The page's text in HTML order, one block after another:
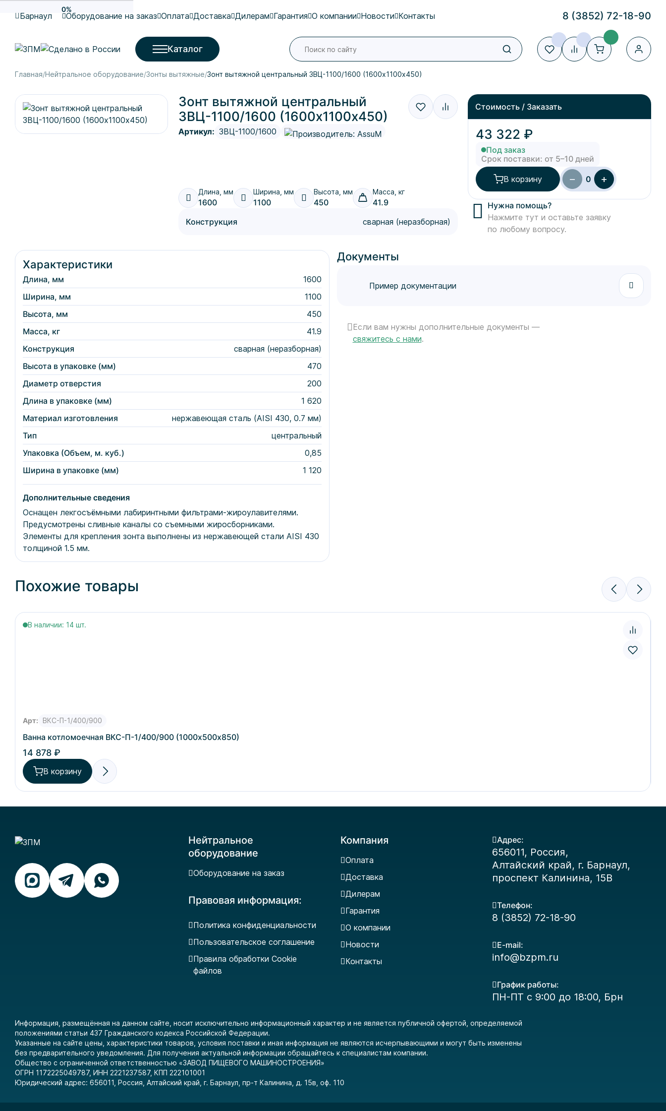
0%
Барнаул Оборудование на заказ Оплата Доставка Дилерам Гарантия О компании Новости Контакты 8 (3852) 72-18-90
Каталог
Главная Нейтральное оборудование Зонты вытяжные Зонт вытяжной центральный ЗВЦ-1100/1600 (1600х1100х450)
Зонт вытяжной центральный
ЗВЦ-1100/1600 (1600х1100х450)
Артикул: ЗВЦ-1100/1600
Длина, мм
1600
Ширина, мм
1100
Высота, мм
450
Масса, кг
41.9
Конструкция
сварная (неразборная)
Стоимость / Заказать
43 322 ₽
Под заказ
Срок поставки: от 5–10 дней
В корзину − 0 +
Нужна помощь?
Нажмите тут и оставьте заявку
по любому вопросу.
Характеристики
Длина, мм
1600
Ширина, мм
1100
Высота, мм
450
Масса, кг
41.9
Конструкция
сварная (неразборная)
Высота в упаковке (мм)
470
Диаметр отверстия
200
Длина в упаковке (мм)
1 620
Материал изготовления
нержавеющая сталь (AISI 430, 0.7 мм)
Тип
центральный
Упаковка (Объем, м. куб.)
0,85
Ширина в упаковке (мм)
1 120
Дополнительные сведения
Оснащен лекгосъёмными лабиринтными фильтрами-жироулавителями.
Предусмотрены сливные каналы со съемными жиросборниками.
Элементы для крепления зонта выполнены из нержавеющей стали AISI 430
толщиной 1.5 мм.
Документы
Пример документации
Если вам нужны дополнительные документы —
свяжитесь с нами.
Похожие товары
В наличии: 14 шт.
Арт: ВКС-П-1/400/900
Ванна котломоечная ВКС-П-1/400/900 (1000х500х850)
14 878 ₽
В корзину
Нейтральное
оборудование
Оборудование на заказ
Правовая информация:
Политика конфиденциальности
Пользовательское соглашение
Правила обработки Cookie
файлов
Компания
Оплата
Доставка
Дилерам
Гарантия
О компании
Новости
Контакты
Адрес:
656011, Россия,
Алтайский край, г. Барнаул,
проспект Калинина, 15В
Телефон:
8 (3852) 72-18-90
E-mail:
info@bzpm.ru
График работы:
ПН-ПТ с 9:00 до 18:00, Брн
Информация, размещённая на данном сайте, носит исключительно информационный характер и не является публичной офертой, определяемой
положениями статьи 437 Гражданского кодекса Российской Федерации.
Указанные на сайте цены, характеристики товаров, условия поставки и иная информация не являются исчерпывающими и могут быть изменены
без предварительного уведомления. Для получения актуальной информации обращайтесь к специалистам компании.
Общество с ограниченной ответственностью «ЗАВОД ПИЩЕВОГО МАШИНОСТРОЕНИЯ»
ОГРН 1172225049787, ИНН 2221237587, КПП 222101001
Юридический адрес: 656011, Россия, Алтайский край, г. Барнаул, пр-т Калинина, д. 15в, оф. 110